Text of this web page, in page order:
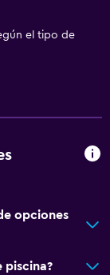
el tipo de
opciones
piscina?